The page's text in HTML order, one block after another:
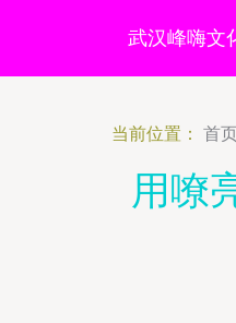
武汉峰嗨文
当前位置： 首
用嘹